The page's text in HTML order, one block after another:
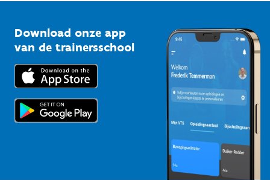
Bedrijven
Trainers en begeleiders
Topsporters
Vlaamse Trainersschool
Kennisplatform
Downloads
Voor de pers
Download onze app
van de trainersschool